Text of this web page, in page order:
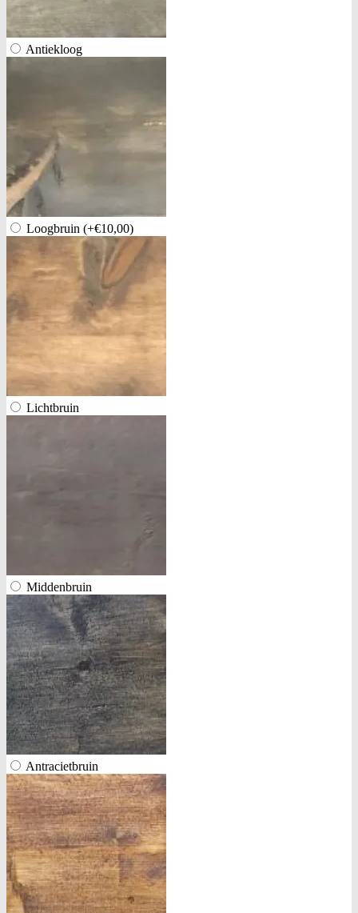
Antiekloog
Loogbruin (+€10,00)
Lichtbruin
Middenbruin
Antracietbruin